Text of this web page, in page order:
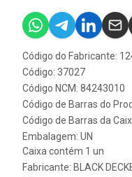
Código do Fabricante:
Código: 37027
Código NCM: 84243010
Código de Barras do
Código de Barras da
Embalagem: UN
Caixa contém 1 un
Fabricante: BLACK